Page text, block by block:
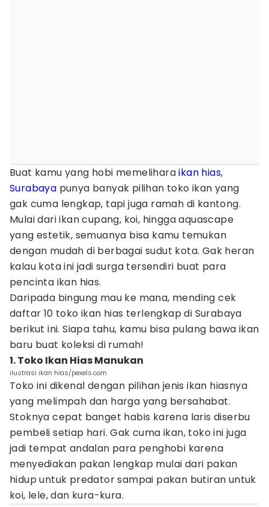
Buat kamu yang hobi memeliharaikan hias,
Surabaya punya banyak pilihan toko ikan yang
gak cuma lengkap, tapi juga ramah di kantong.
Mulai dari ikan cupang, koi, hingga aquascape
yang estetik, semuanya bisa kamu temukan
dengan mudah di berbagai sudut kota. Gak heran
kalau kota ini jadi surga tersendiri buat para
pencinta ikan hias.
Daripada bingung mau ke mana, mending cek
daftar 10 toko ikan hias terlengkap di Surabaya
berikut ini. Siapa tahu, kamu bisa pulang bawa ikan
baru buat koleksi di rumah!
1. Toko Ikan Hias Manukan
ilustrasi ikan hias/pexels.com
Toko ini dikenal dengan pilihan jenis ikan hiasnya
yang melimpah dan harga yang bersahabat.
Stoknya cepat banget habis karena laris diserbu
pembeli setiap hari. Gak cuma ikan, toko ini juga
jadi tempat andalan para penghobi karena
menyediakan pakan lengkap mulai dari pakan
hidup untuk predator sampai pakan butiran untuk
koi, lele, dan kura-kura.